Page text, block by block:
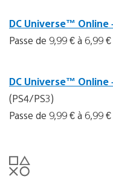
DC Universe™ Online
Passe de 9,99 € à 6,99 €
DC Universe™ Online
(PS4/PS3)
Passe de 9,99 € à 6,99 €